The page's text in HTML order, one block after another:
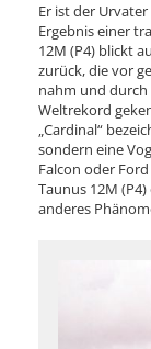
Er ist der
Ergebnis einer
12M (P4) blickt
zurück, die vor
nahm und
Weltrekord
„Cardinal“
sondern eine
Falcon oder
Taunus 12M
anderes